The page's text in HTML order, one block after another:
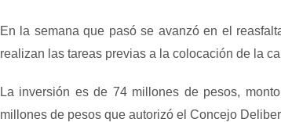
En la semana que pasó se avanzó en el
realizan las tareas previas a la colocación de la
La inversión es de 74 millones de pesos,
millones de pesos que autorizó el Concejo